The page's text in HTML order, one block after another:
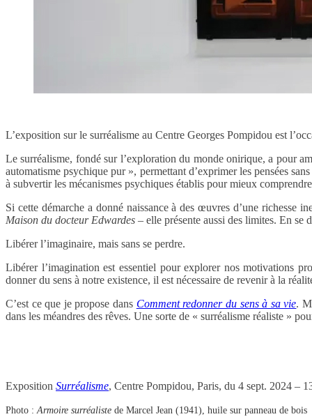
L’exposition sur le surréalisme au Centre Georges Pompidou est
Le surréalisme, fondé sur l’exploration du monde onirique, a pour
automatisme psychique pur », permettant d’exprimer les pensées
à subvertir les mécanismes psychiques établis pour mieux
Si cette démarche a donné naissance à des œuvres d’une
Maison du docteur Edwardes – elle présente aussi des limites. En se
Libérer l’imaginaire, mais sans se perdre.
Libérer l’imagination est essentiel pour explorer nos motivations
donner du sens à notre existence, il est nécessaire de revenir à la
C’est ce que je propose dans Comment redonner du sens à sa vie.
dans les méandres des rêves. Une sorte de « surréalisme réaliste »
Exposition Surréalisme, Centre Pompidou, Paris, du 4 sept. 2024 –
Photo :Armoire surréaliste de Marcel Jean (1941), huile sur panneau de bois